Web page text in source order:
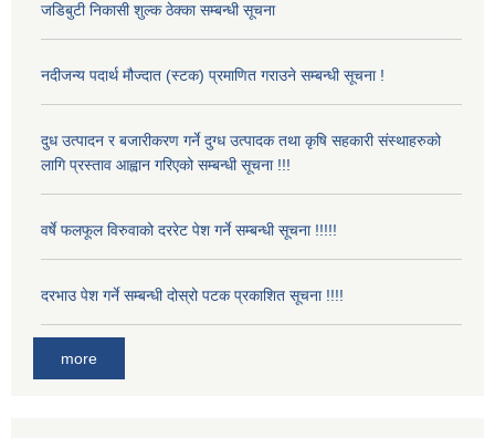
जडिबुटी निकासी शुल्क ठेक्का सम्बन्धी सूचना
नदीजन्य पदार्थ मौज्दात (स्टक) प्रमाणित गराउने सम्बन्धी सूचना !
दुध उत्पादन र बजारीकरण गर्ने दुग्ध उत्पादक तथा कृषि सहकारी संस्थाहरुको
लागि प्रस्ताव आह्वान गरिएको सम्बन्धी सूचना !!!
वर्षे फलफूल विरुवाको दररेट पेश गर्ने सम्बन्धी सूचना !!!!!
दरभाउ पेश गर्ने सम्बन्धी दोस्रो पटक प्रकाशित सूचना !!!!
more